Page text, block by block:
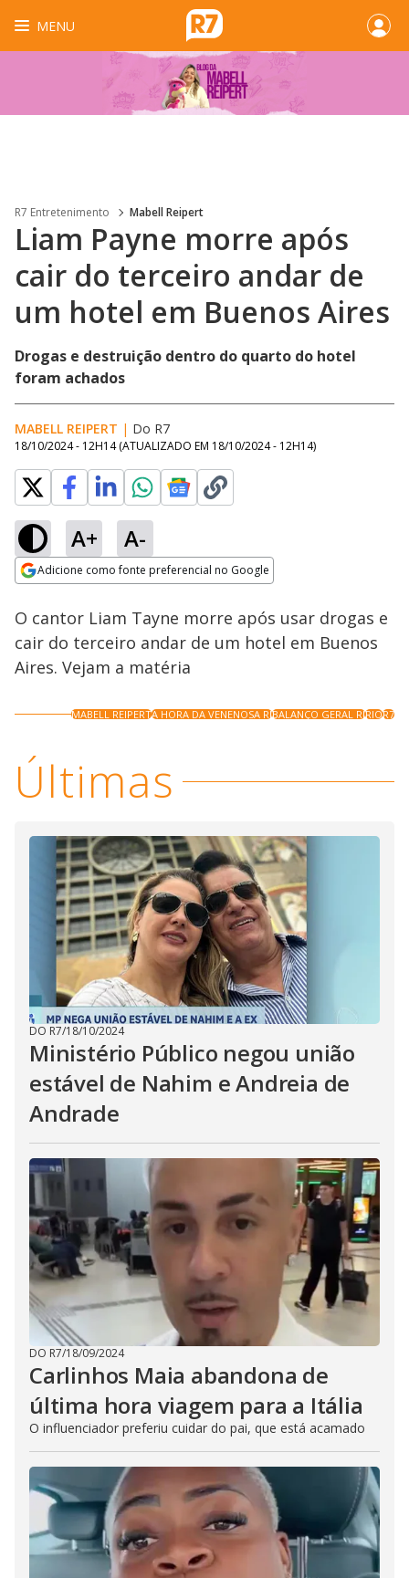
MENU
R7 Entretenimento Mabell Reipert
Liam Payne morre após
cair do terceiro andar de
um hotel em Buenos Aires
Drogas e destruição dentro do quarto do hotel
foram achados
MABELL REIPERT | Do R7
18/10/2024 - 12H14 (ATUALIZADO EM 18/10/2024 - 12H14)
A+ A-
Adicione como fonte preferencial no Google
Ativar
Loaded:
50.29%
O cantor Liam Tayne morre após usar drogas e
cair do terceiro andar de um hotel em Buenos
Aires. Vejam a matéria
MABELL REIPERTA HORA DA VENENOSA RJBALANÇO GERAL RJRIOR7
Últimas
DO R7/18/10/2024
Ministério Público negou união
estável de Nahim e Andreia de
Andrade
DO R7/18/09/2024
Carlinhos Maia abandona de
última hora viagem para a Itália
O influenciador preferiu cuidar do pai, que está acamado